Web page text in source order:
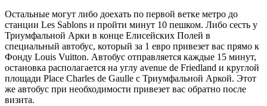
Остальные могут либо доехать по первой ветке метро до
станции Les Sablons и пройти минут 10 пешком. Либо сесть у
Триумфальной Арки в конце Елисейских Полей в
специальный автобус, который за 1 евро привезет вас прямо к
Фонду Louis Vuitton. Автобус отправляется каждые 15 минут,
остановка располагается на углу avenue de Friedland и круглой
площади Place Charles de Gaulle с Триумфальной Аркой. Этот
же автобус при необходимости привезет вас обратно после
визита.